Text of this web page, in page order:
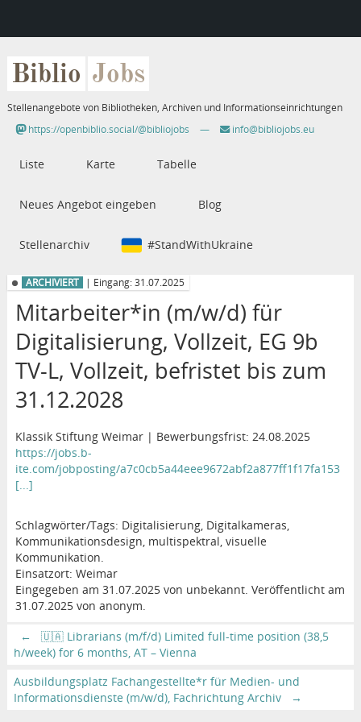
Biblio Jobs
Stellenangebote von Bibliotheken, Archiven und Informationseinrichtungen
https://openbiblio.social/@bibliojobs
— info@bibliojobs.eu
Liste Karte Tabelle
Neues Angebot eingeben Blog
Stellenarchiv #StandWithUkraine
ARCHIVIERT | Eingang: 31.07.2025
Mitarbeiter*in (m/w/d) für
Digitalisierung, Vollzeit, EG 9b
TV-L, Vollzeit, befristet bis zum
31.12.2028
Klassik Stiftung Weimar | Bewerbungsfrist: 24.08.2025
https://jobs.b-
ite.com/jobposting/a7c0cb5a44eee9672abf2a877ff1f17fa153
[...]
Schlagwörter/Tags: Digitalisierung, Digitalkameras,
Kommunikationsdesign, multispektral, visuelle
Kommunikation.
Einsatzort: Weimar
Eingegeben am 31.07.2025 von unbekannt. Veröffentlicht am
31.07.2025 von anonym.
←
🇺🇦 Librarians (m/f/d) Limited full-time position (38,5
h/week) for 6 months, AT – Vienna
Ausbildungsplatz Fachangestellte*r für Medien- und
Informationsdienste (m/w/d), Fachrichtung Archiv
→